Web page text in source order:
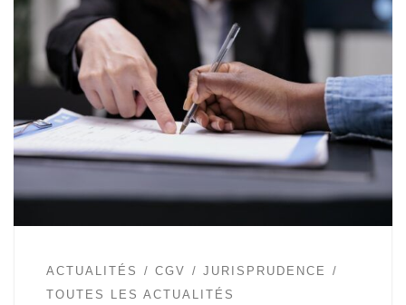
ACTUALITÉS CGV
JURISPRUDENCE
TOUTES LES ACTUALITÉS